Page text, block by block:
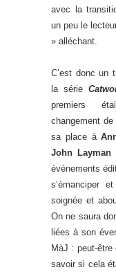
avec la
un peu le
» alléchant.
C’est donc un
la série
premiers
changement
sa place à
John Layman
évènements
s’émanciper
soignée et
On ne saura
liées à son
MàJ : peut-être
savoir si cela